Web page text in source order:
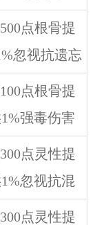
点根骨提
忽视抗遗忘
点根骨提
强毒伤害
点灵性提
忽视抗混
点灵性提